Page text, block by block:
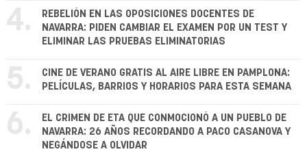
4.
REBELIÓN EN LAS OPOSICIONES DOCENTES DE
NAVARRA: PIDEN CAMBIAR EL EXAMEN POR UN TEST Y
ELIMINAR LAS PRUEBAS ELIMINATORIAS
5.
CINE DE VERANO GRATIS AL AIRE LIBRE EN PAMPLONA:
PELÍCULAS, BARRIOS Y HORARIOS PARA ESTA SEMANA
6.
EL CRIMEN DE ETA QUE CONMOCIONÓ A UN PUEBLO DE
NAVARRA: 26 AÑOS RECORDANDO A PACO CASANOVA Y
NEGÁNDOSE A OLVIDAR